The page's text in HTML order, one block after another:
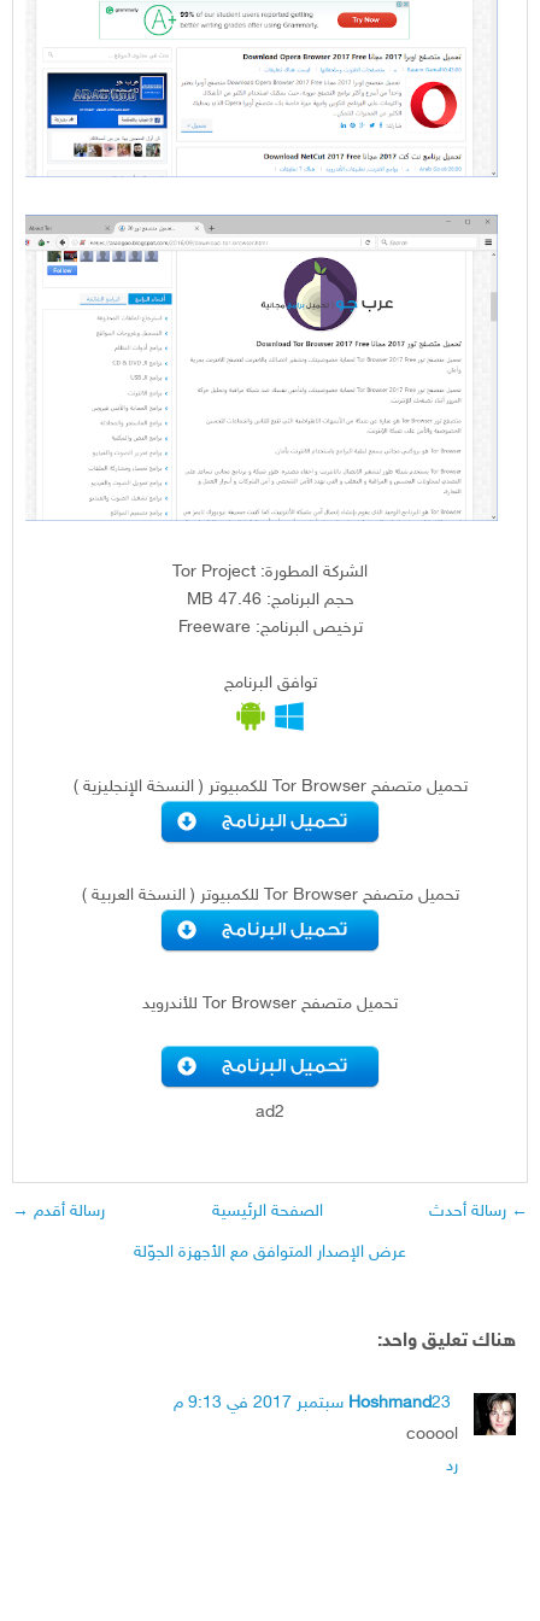
الشركة المطورة: Tor Project
حجم البرنامج: 47.46 MB
ترخيص البرنامج: Freeware
توافق البرنامج
تحميل متصفح Tor Browser للكمبيوتر ( النسخة الإنجليزية )
تحميل متصفح Tor Browser للكمبيوتر ( النسخة العربية )
تحميل متصفح Tor Browser للأندرويد
ad2
← رسالة أحدث رسالة أقدم →
الصفحة الرئيسية
عرض الإصدار المتوافق مع الأجهزة الجوّلة
هناك تعليق واحد:
Hoshmand23 سبتمبر 2017 في 9:13 م
cooool
رد